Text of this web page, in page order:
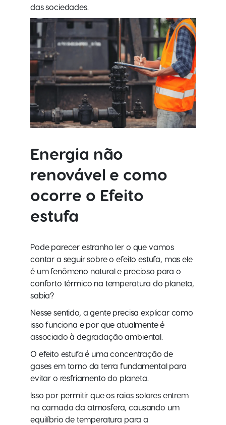
das sociedades.
Energia não
renovável e como
ocorre o Efeito
estufa
Pode parecer estranho ler o que vamos
contar a seguir sobre o efeito estufa, mas ele
é um fenômeno natural e precioso para o
conforto térmico na temperatura do planeta,
sabia?
Nesse sentido, a gente precisa explicar como
isso funciona e por que atualmente é
associado à degradação ambiental.
O efeito estufa é uma concentração de
gases em torno da terra fundamental para
evitar o resfriamento do planeta.
Isso por permitir que os raios solares entrem
na camada da atmosfera, causando um
equilíbrio de temperatura para a